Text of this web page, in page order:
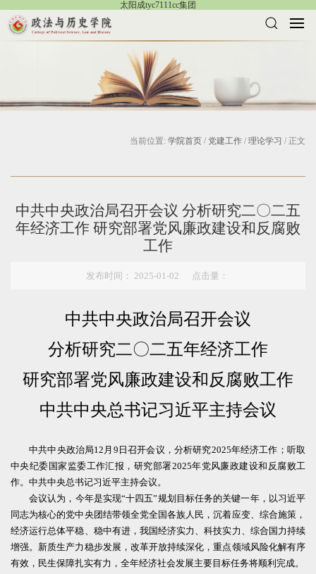
太阳成tyc7111cc集团
当前位置: 学院首页 / 党建工作 / 理论学习 / 正文
中共中央政治局召开会议 分析研究二〇二五
年经济工作 研究部署党风廉政建设和反腐败
工作
发布时间： 2025-01-02 点击量：
中共中央政治局召开会议
分析研究二〇二五年经济工作
研究部署党风廉政建设和反腐败工作
中共中央总书记习近平主持会议
中共中央政治局12月9日召开会议，分析研究2025年经济工作；听取
中央纪委国家监委工作汇报，研究部署2025年党风廉政建设和反腐败工
作。中共中央总书记习近平主持会议。
会议认为，今年是实现“十四五”规划目标任务的关键一年，以习近平
同志为核心的党中央团结带领全党全国各族人民，沉着应变、综合施策，
经济运行总体平稳、稳中有进，我国经济实力、科技实力、综合国力持续
增强。新质生产力稳步发展，改革开放持续深化，重点领域风险化解有序
有效，民生保障扎实有力，全年经济社会发展主要目标任务将顺利完成。